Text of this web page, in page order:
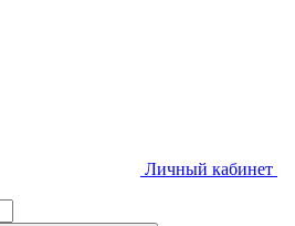
Личный кабинет